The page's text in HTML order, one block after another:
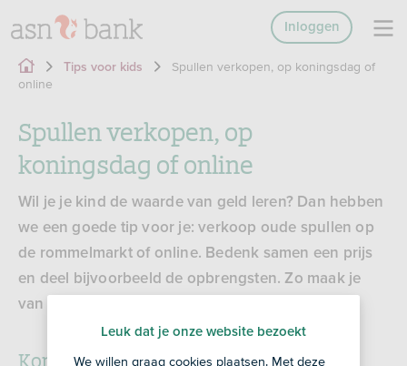
Inloggen
Tips voor kids
Spullen verkopen, op koningsdag of
online
Spullen verkopen, op
koningsdag of online
Wil je je kind de waarde van geld leren? Dan hebben
we een goede tip voor je: verkoop oude spullen op
de rommelmarkt of online. Bedenk samen een prijs
en deel bijvoorbeeld de opbrengsten. Zo maak je
van de opbrengst meteen een leuk leermoment.
Koningsdag en rommelmarkten
Leuk dat je onze website bezoekt
We willen graag cookies plaatsen. Met deze